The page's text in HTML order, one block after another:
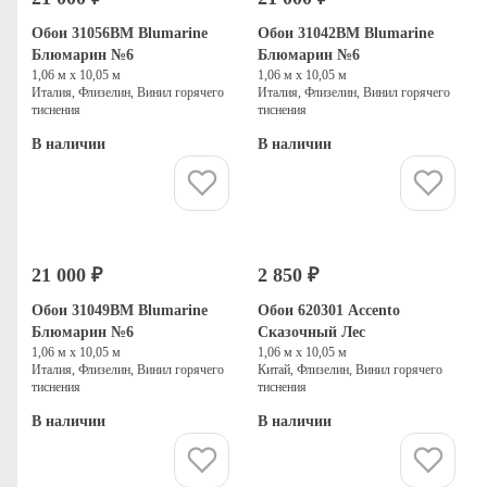
Обои 31056BM Blumarine
Блюмарин №6
1,06 м х 10,05 м
Италия, Флизелин, Винил горячего
тиснения
В наличии
Обои 31042BM Blumarine
Блюмарин №6
1,06 м х 10,05 м
Италия, Флизелин, Винил горячего
тиснения
В наличии
21 000 ₽
Обои 31049BM Blumarine
Блюмарин №6
1,06 м х 10,05 м
Италия, Флизелин, Винил горячего
тиснения
В наличии
2 850 ₽
Обои 620301 Accento
Сказочный Лес
1,06 м х 10,05 м
Китай, Флизелин, Винил горячего
тиснения
В наличии